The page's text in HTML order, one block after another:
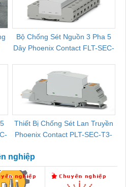
Bộ Chống Sét Nguồn 3 Pha 5
Dây Phoenix Contact FLT-SEC-
Thiết Bị Chống Sét Lan Truyền
Phoenix Contact PLT-SEC-T3-
nghiệp